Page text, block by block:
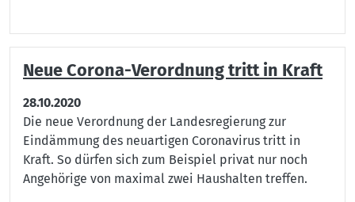
Neue Corona-Verordnung tritt in Kraft
28.10.2020
Die neue Verordnung der Landesregierung zur
Eindämmung des neuartigen Coronavirus tritt in
Kraft. So dürfen sich zum Beispiel privat nur noch
Angehörige von maximal zwei Haushalten treffen.